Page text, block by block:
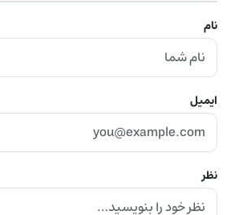
نام
ایمیل
نظر